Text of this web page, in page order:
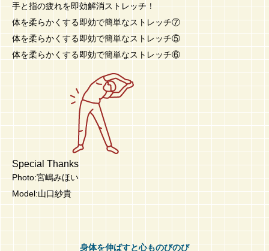
手と指の疲れを即効解消ストレッチ！
体を柔らかくする即効で簡単なストレッチ⑦
体を柔らかくする即効で簡単なストレッチ⑤
体を柔らかくする即効で簡単なストレッチ⑥
Special Thanks
Photo:宮嶋みほい
Model:山口紗貴
身体を伸ばすと心ものびのび